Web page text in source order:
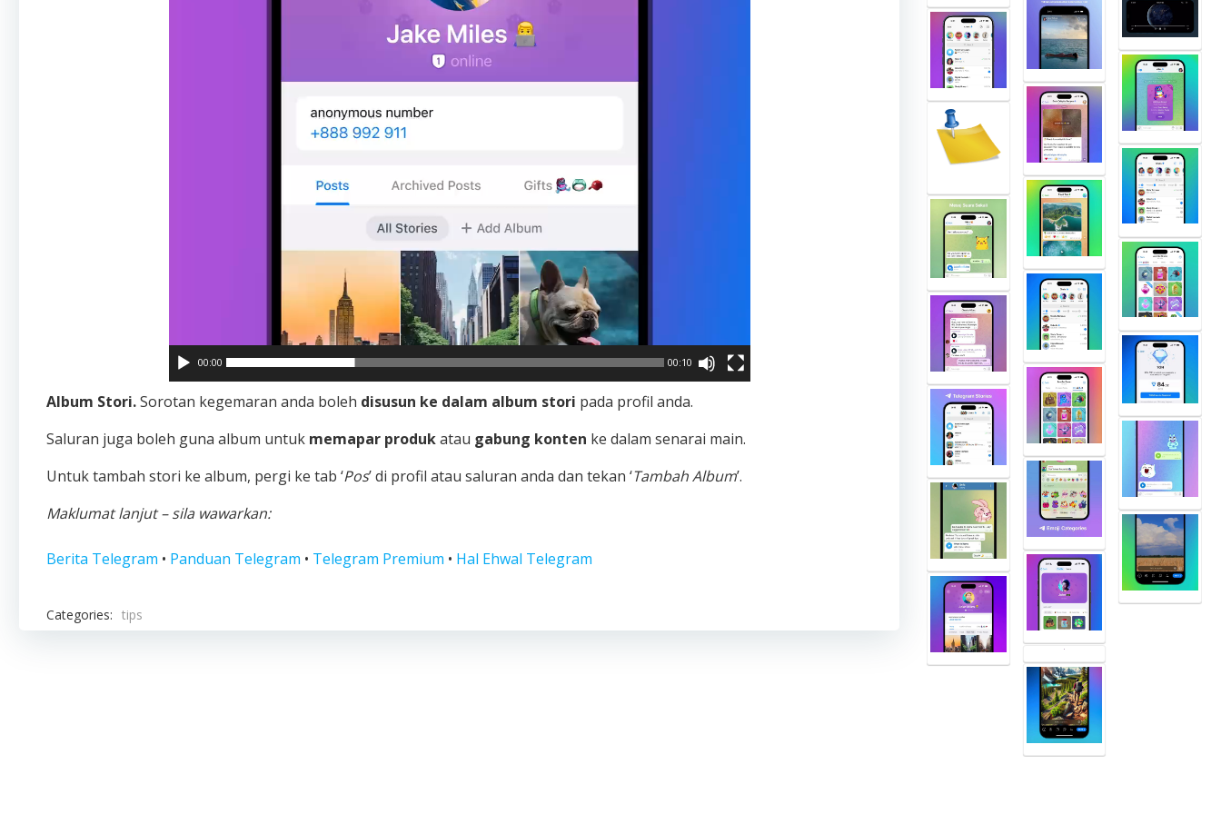
00:00 00:10
Album Stori.Sorotan kegemaran anda boleh disusun ke dalam album stori pada profil anda.
Saluran juga boleh guna album untuk memapar produkatau gabung konten ke dalam senarai main.
Untuk tambah stori ke album, pergi ke tab ‘Pos’ di profil atau saluran anda dan tekan ‘Tambah Album’.
Maklumat lanjut – sila wawarkan:
Berita Telegram • Panduan Telegram • Telegram Premium • Hal Ehwal Telegram
Categories: tips